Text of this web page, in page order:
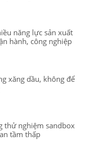
năng lực sản xuất
hành, công nghiệp
xăng dầu, không để
thử nghiệm sandbox
tầm thấp